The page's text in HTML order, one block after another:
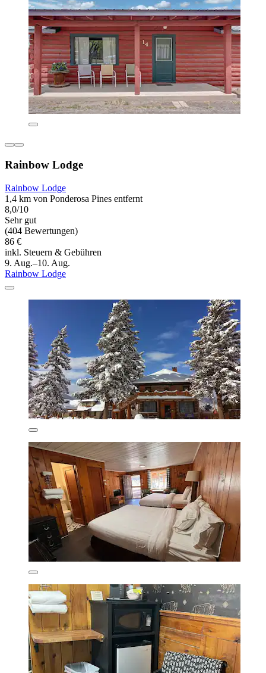
Rainbow Lodge
Rainbow Lodge
1,4 km von Ponderosa Pines entfernt
8,0/10
Sehr gut
(404 Bewertungen)
86 €
inkl. Steuern & Gebühren
9. Aug.–10. Aug.
Rainbow Lodge